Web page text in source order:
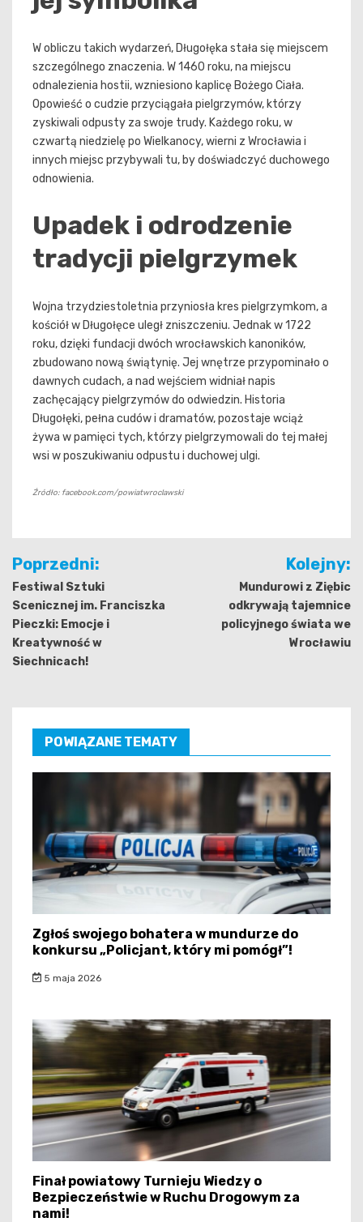
W obliczu takich wydarzeń, Długołęka stała się miejscem
szczególnego znaczenia. W 1460 roku, na miejscu
odnalezienia hostii, wzniesiono kaplicę Bożego Ciała.
Opowieść o cudzie przyciągała pielgrzymów, którzy
zyskiwali odpusty za swoje trudy. Każdego roku, w
czwartą niedzielę po Wielkanocy, wierni z Wrocławia i
innych miejsc przybywali tu, by doświadczyć duchowego
odnowienia.
Upadek i odrodzenie
tradycji pielgrzymek
Wojna trzydziestoletnia przyniosła kres pielgrzymkom, a
kościół w Długołęce uległ zniszczeniu. Jednak w 1722
roku, dzięki fundacji dwóch wrocławskich kanoników,
zbudowano nową świątynię. Jej wnętrze przypominało o
dawnych cudach, a nad wejściem widniał napis
zachęcający pielgrzymów do odwiedzin. Historia
Długołęki, pełna cudów i dramatów, pozostaje wciąż
żywa w pamięci tych, którzy pielgrzymowali do tej małej
wsi w poszukiwaniu odpustu i duchowej ulgi.
Źródło: facebook.com/powiatwroclawski
Nawigacja
wpisu
Poprzedni:
Festiwal Sztuki
Scenicznej im. Franciszka
Pieczki: Emocje i
Kreatywność w
Siechnicach!
Kolejny:
Mundurowi z Ziębic
odkrywają tajemnice
policyjnego świata we
Wrocławiu
POWIĄZANE TEMATY
Zgłoś swojego bohatera w mundurze do
konkursu „Policjant, który mi pomógł”!
5 maja 2026
Finał powiatowy Turnieju Wiedzy o
Bezpieczeństwie w Ruchu Drogowym za
nami!